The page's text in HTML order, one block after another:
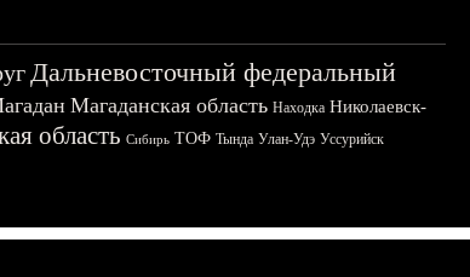
Дальневосточный федеральный
Магаданская область Находка Николаевск-
область Сибирь ТОФ Тында Улан-Удэ Уссурийск